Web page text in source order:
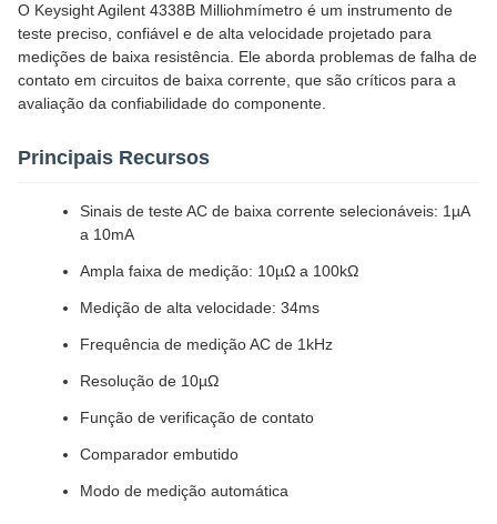
O Keysight Agilent 4338B Milliohmímetro é um instrumento de
teste preciso, confiável e de alta velocidade projetado para
medições de baixa resistência. Ele aborda problemas de falha de
contato em circuitos de baixa corrente, que são críticos para a
avaliação da confiabilidade do componente.
Principais Recursos
Sinais de teste AC de baixa corrente selecionáveis: 1µA
a 10mA
Ampla faixa de medição: 10µΩ a 100kΩ
Medição de alta velocidade: 34ms
Frequência de medição AC de 1kHz
Resolução de 10µΩ
Função de verificação de contato
Comparador embutido
Modo de medição automática